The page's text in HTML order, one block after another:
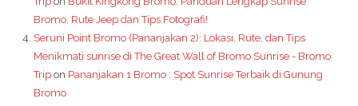
Bromo, Rute Jeep dan Tips Fotografi!
Seruni Point Bromo (Pananjakan 2): Lokasi, Rute, dan Tips
Menikmati sunrise di The Great Wall of Bromo Sunrise - Bromo
Trip on Pananjakan 1 Bromo : Spot Sunrise Terbaik di Gunung
Bromo